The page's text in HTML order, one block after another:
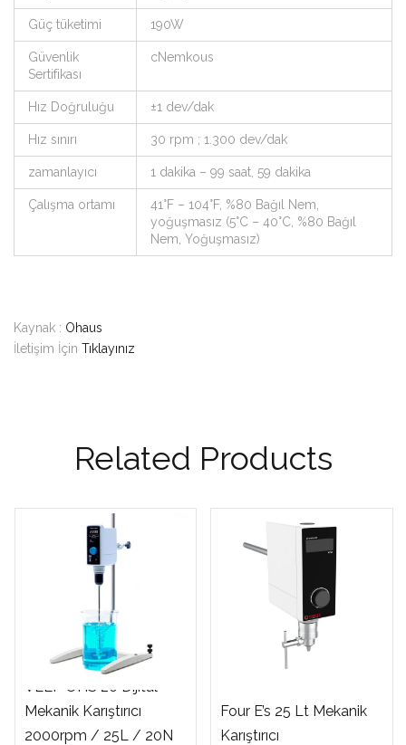
Güç tüketimi 190W
Güvenlik
Sertifikası
cNemkous
Hız Doğruluğu ±1 dev/dak
Hız sınırı 30 rpm ; 1.300 dev/dak
zamanlayıcı 1 dakika – 99 saat, 59 dakika
Çalışma ortamı
41°F – 104°F, %80 Bağıl Nem,
yoğuşmasız (5°C – 40°C, %80 Bağıl
Nem, Yoğuşmasız)
Kaynak : Ohaus
İletişim İçin Tıklayınız
Related Products
VELP OHS 20 Dijital
Mekanik Karıştırıcı
2000rpm / 25L / 20N
Four E’s 25 Lt Mekanik
Karıştırıcı